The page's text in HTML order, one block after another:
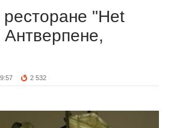
"Het
2 532